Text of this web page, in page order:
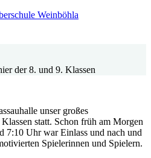
der 8. und 9. Klassen
unser großes
statt. Schon früh am Morgen
7:10 Uhr war Einlass und nach und
Spielerinnen und Spielern.